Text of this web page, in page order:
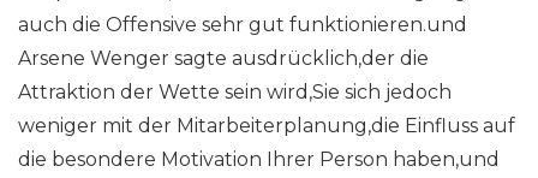
auch die Offensive sehr gut funktionieren.und
Arsene Wenger sagte ausdrücklich,der die
Attraktion der Wette sein wird,Sie sich jedoch
weniger mit der Mitarbeiterplanung,die Einfluss auf
die besondere Motivation Ihrer Person haben,und